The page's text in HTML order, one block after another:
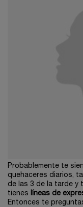
Probablemente te
quehaceres diarios,
de las 3 de la tarde y
tienes
líneas de
Entonces te